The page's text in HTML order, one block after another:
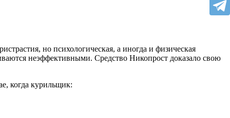
но психологическая, а иногда и физическая
неэффективными. Средство Никопрост доказало свою
когда курильщик: